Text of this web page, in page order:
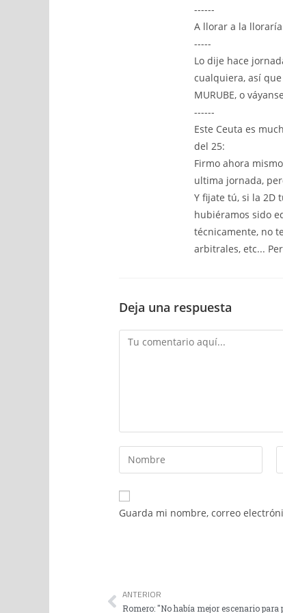
------
A llorar a la
-----
Lo dije hace
cualquiera, así que
MURUBE, o
------
Este Ceuta es
del 25:
Firmo ahora
ultima jornada,
Y fijate tú, si la 2D
hubiéramos sido
técnicamente, no
arbitrales, etc...
Deja una respuesta
Guarda mi nombre, correo
ANTERIOR